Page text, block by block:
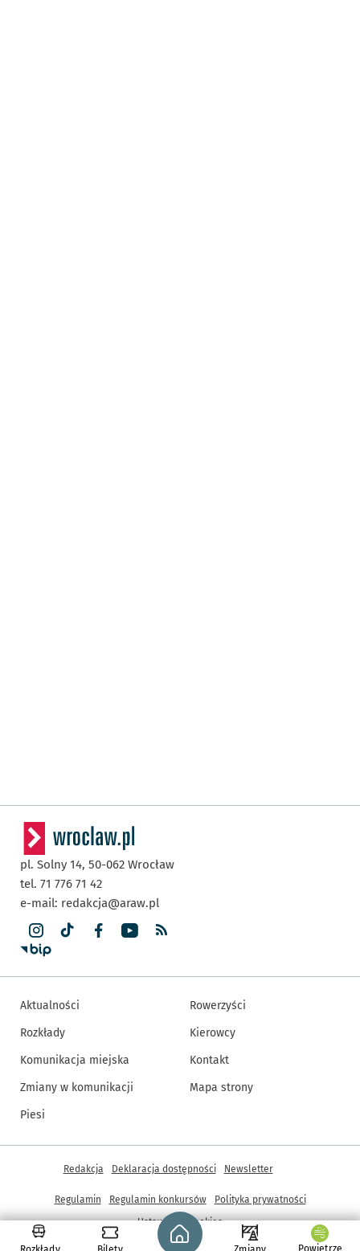
Strona główna - wroclaw.pl
Powietrze
pl. Solny 14, 50-062 Wrocław
tel. 71 776 71 42
e-mail: redakcja@araw.pl
Aktualności
Rozkłady
Komunikacja miejska
Zmiany w komunikacji
Piesi
Rowerzyści
Kierowcy
Kontakt
Mapa strony
Inne informacje
Redakcja Deklaracja dostępności Newsletter
Regulamin Regulamin konkursów
Polityka prywatności
Ustawienia cookies